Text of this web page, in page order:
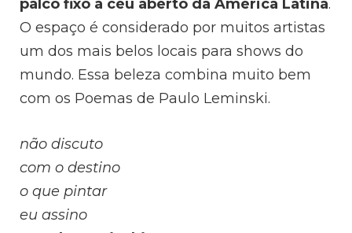
palco fixo a céu aberto da América Latina.
O espaço é considerado por muitos artistas
um dos mais belos locais para shows do
mundo. Essa beleza combina muito bem
com os Poemas de Paulo Leminski.
não discuto
com o destino
o que pintar
eu assino